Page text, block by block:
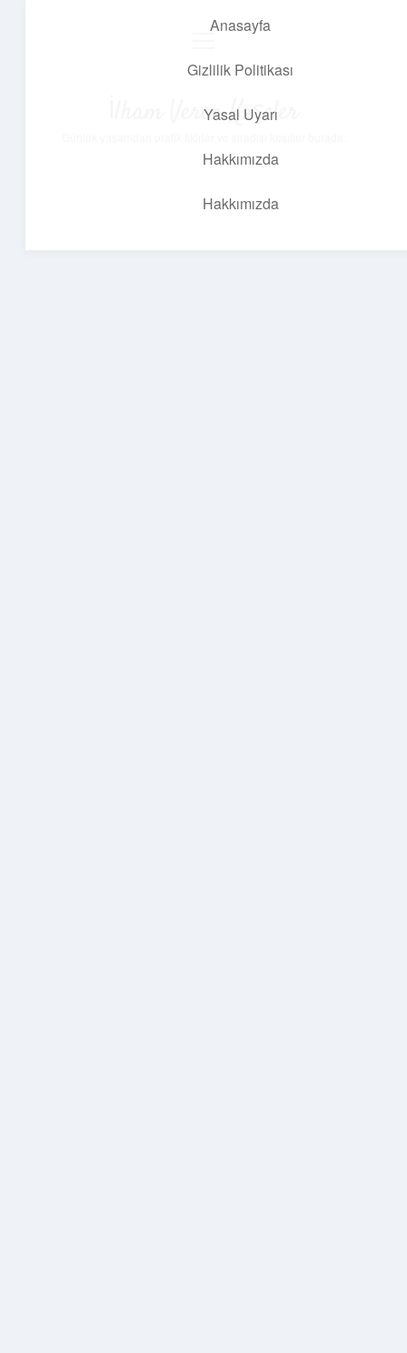
Anasayfa
Gizlilik Politikası
Yasal Uyarı
Hakkımızda
Hakkımızda
İlham Veren Köşeler